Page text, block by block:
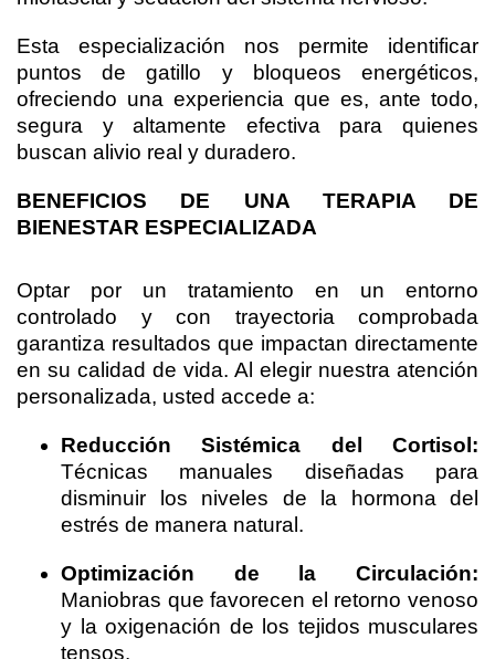
Esta especialización nos permite identificar
puntos de gatillo y bloqueos energéticos,
ofreciendo una experiencia que es, ante todo,
segura y altamente efectiva para quienes
buscan alivio real y duradero.
BENEFICIOS DE UNA TERAPIA DE
BIENESTAR ESPECIALIZADA
Optar por un tratamiento en un entorno
controlado y con trayectoria comprobada
garantiza resultados que impactan directamente
en su calidad de vida. Al elegir nuestra atención
personalizada, usted accede a:
Reducción Sistémica del Cortisol:
Técnicas manuales diseñadas para
disminuir los niveles de la hormona del
estrés de manera natural.
Optimización de la Circulación:
Maniobras que favorecen el retorno venoso
y la oxigenación de los tejidos musculares
tensos.